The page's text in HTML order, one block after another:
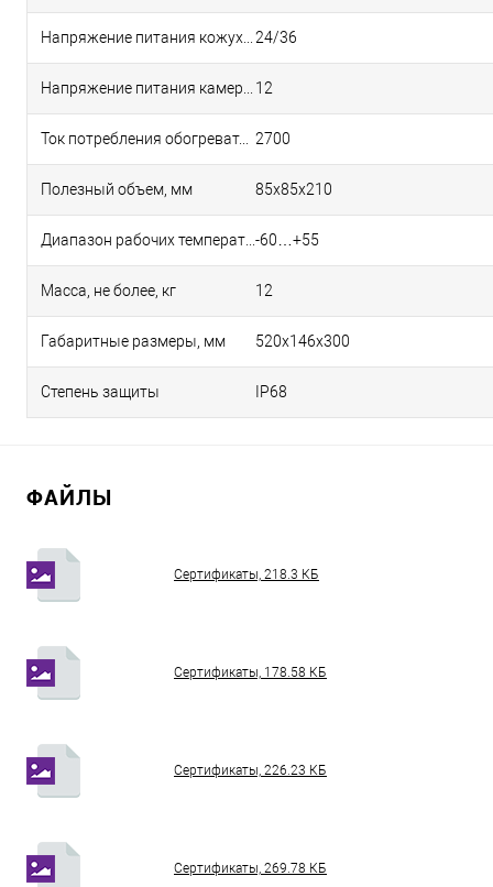
24/36
12
Ток потребления обогревателя, мА 2700
Полезный объем, мм 85х85х210
-60…+55
Масса, не более, кг 12
Габаритные размеры, мм 520х146х300
Степень защиты IP68
ФАЙЛЫ
Сертификаты, 218.3 КБ
Сертификаты, 178.58 КБ
Сертификаты, 226.23 КБ
Сертификаты, 269.78 КБ